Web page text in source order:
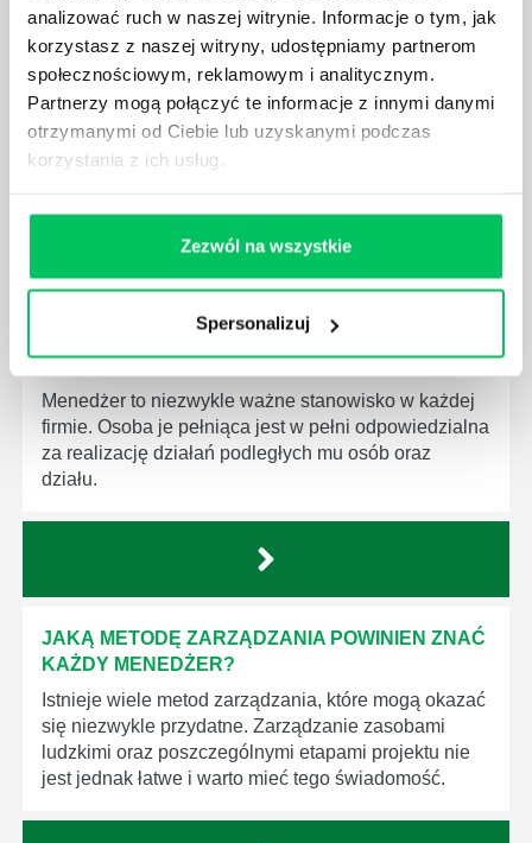
analizować ruch w naszej witrynie. Informacje o tym, jak
korzystasz z naszej witryny, udostępniamy partnerom
społecznościowym, reklamowym i analitycznym.
Partnerzy mogą połączyć te informacje z innymi danymi
otrzymanymi od Ciebie lub uzyskanymi podczas
korzystania z ich usług.
Zezwól na wszystkie
Spersonalizuj
POWINIEN MIEĆ BRYGADZISTA?
Nawet zespół złożony z doskonale wykształconych i
kompetentnych pracowników nie będzie w stanie
sprawnie realizować swoich zadań, jeśli zabraknie w
nim odpowiedniego kierownictwa. Zawsze
niezbędna jest osoba nadzorująca wszystkie
JAK BRYGADZISTA MOŻE ROZWINĄĆ SWOJE
KOMPETENCJE MENEDŻERSKIE?
Menedżer to niezwykle ważne stanowisko w każdej
firmie. Osoba je pełniąca jest w pełni odpowiedzialna
za realizację działań podległych mu osób oraz
działu.
JAKĄ METODĘ ZARZĄDZANIA POWINIEN ZNAĆ
KAŻDY MENEDŻER?
Istnieje wiele metod zarządzania, które mogą okazać
się niezwykle przydatne. Zarządzanie zasobami
ludzkimi oraz poszczególnymi etapami projektu nie
jest jednak łatwe i warto mieć tego świadomość.